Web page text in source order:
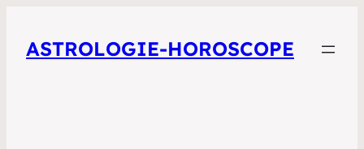
ASTROLOGIE-HOROSCOPE